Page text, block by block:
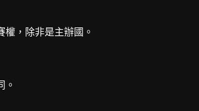
，除非是主辦國。
。